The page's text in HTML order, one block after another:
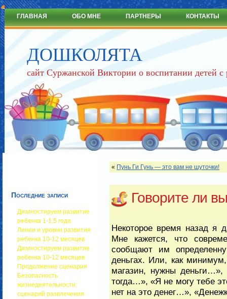
ДОШКОЛЯТА
сайт Суржанской Виктории о воспитании детей
ГЛАВНАЯ ОБО МНЕ ПАРТНЕРЫ КОНТАКТЫ
Последние записи
Диагностируем развитие
ребенка 1-1,5 года
Линии и уровни развития
ребенка 10-12 месяцев
Диагностируем развитие
ребенка 10-12 месяцев
Продолжение сценария
Безопасность
жизнедеятельности:
сценарий развлечения
« Пунь Ги Гунь — это вам не шуточки!
Говорите ли
Некоторое время назад я
Мне кажется, что
сообщают им
деньгах. Или, как
магазин, нужны
тогда…», «Я не могу тебе
нет на это денег…»,